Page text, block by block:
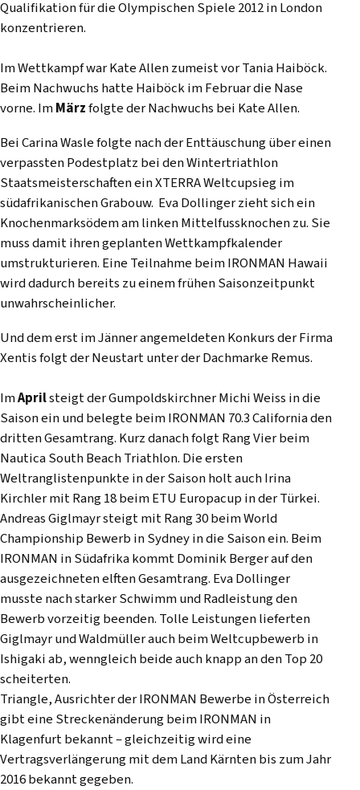
Qualifikation für die Olympischen Spiele 2012 in London
konzentrieren.
Im Wettkampf war Kate Allen zumeist vor Tania Haiböck.
Beim Nachwuchs hatte Haiböck im Februar die Nase
vorne. ImMärzfolgte der Nachwuchs bei Kate Allen.
Bei Carina Wasle folgte nach der Enttäuschung über einen
verpassten Podestplatz bei den Wintertriathlon
Staatsmeisterschaften ein XTERRA Weltcupsieg im
südafrikanischen Grabouw. Eva Dollinger zieht sich ein
Knochenmarksödem am linken Mittelfussknochen zu. Sie
muss damit ihren geplanten Wettkampfkalender
umstrukturieren. Eine Teilnahme beim IRONMAN Hawaii
wird dadurch bereits zu einem frühen Saisonzeitpunkt
unwahrscheinlicher.
Und dem erst im Jänner angemeldeten Konkurs der Firma
Xentis folgt der Neustart unter der Dachmarke Remus.
ImAprilsteigt der Gumpoldskirchner Michi Weiss in die
Saison ein und belegte beim IRONMAN 70.3 California den
dritten Gesamtrang. Kurz danach folgt Rang Vier beim
Nautica South Beach Triathlon. Die ersten
Weltranglistenpunkte in der Saison holt auch Irina
Kirchler mit Rang 18 beim ETU Europacup in der Türkei.
Andreas Giglmayr steigt mit Rang 30 beim World
Championship Bewerb in Sydney in die Saison ein. Beim
IRONMAN in Südafrika kommt Dominik Berger auf den
ausgezeichneten elften Gesamtrang. Eva Dollinger
musste nach starker Schwimm und Radleistung den
Bewerb vorzeitig beenden. Tolle Leistungen lieferten
Giglmayr und Waldmüller auch beim Weltcupbewerb in
Ishigaki ab, wenngleich beide auch knapp an den Top 20
scheiterten.
Triangle, Ausrichter der IRONMAN Bewerbe in Österreich
gibt eine Streckenänderung beim IRONMAN in
Klagenfurt bekannt – gleichzeitig wird eine
Vertragsverlängerung mit dem Land Kärnten bis zum Jahr
2016 bekannt gegeben.